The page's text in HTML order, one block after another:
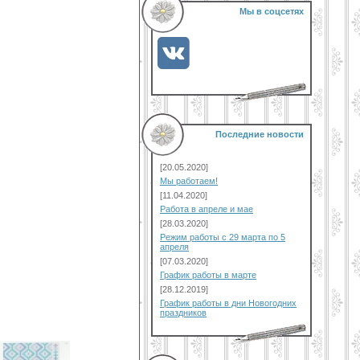
Мы в соцсетях
Последние новости
[20.05.2020]
Мы работаем!
[11.04.2020]
Работа в апреле и мае
[28.03.2020]
Режим работы с 29 марта по 5
апреля
[07.03.2020]
График работы в марте
[28.12.2019]
График работы в дни Новогодних
праздников